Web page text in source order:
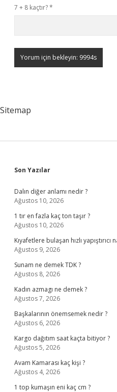
7 + 8 kaçtır?*
Sitemap
Sidebar
Son Yazılar
Dalın diğer anlamı nedir ?
Ağustos 10, 2026
1 tır en fazla kaç ton taşır ?
Ağustos 10, 2026
Kıyafetlere bulaşan hızlı yapıştırıcı
Ağustos 9, 2026
Sunam ne demek TDK ?
Ağustos 8, 2026
Kadın azmagı ne demek ?
Ağustos 7, 2026
Başkalarının önemsemek nedir ?
Ağustos 6, 2026
Kargo dağıtım saat kaçta bitiyor ?
Ağustos 5, 2026
Avam Kamarası kaç kişi ?
Ağustos 4, 2026
1 top kumaşın eni kaç cm ?